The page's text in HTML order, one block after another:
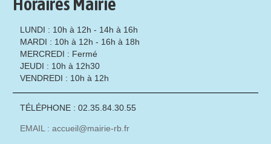
LUNDI : 10h à 12h - 14h à 16h
MARDI : 10h à 12h - 16h à 18h
MERCREDI : Fermé
JEUDI : 10h à 12h30
VENDREDI : 10h à 12h
TÉLÉPHONE : 02.35.84.30.55
EMAIL : accueil@mairie-rb.fr